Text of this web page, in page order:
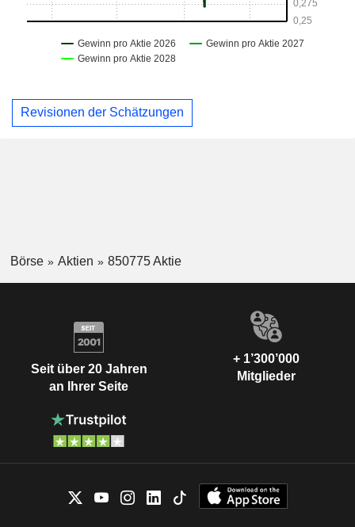
Revisionen der Schätzungen
Börse Aktien 850775 Aktie
Seit über 20 Jahren
an Ihrer Seite
+ 1’300’000
Mitglieder